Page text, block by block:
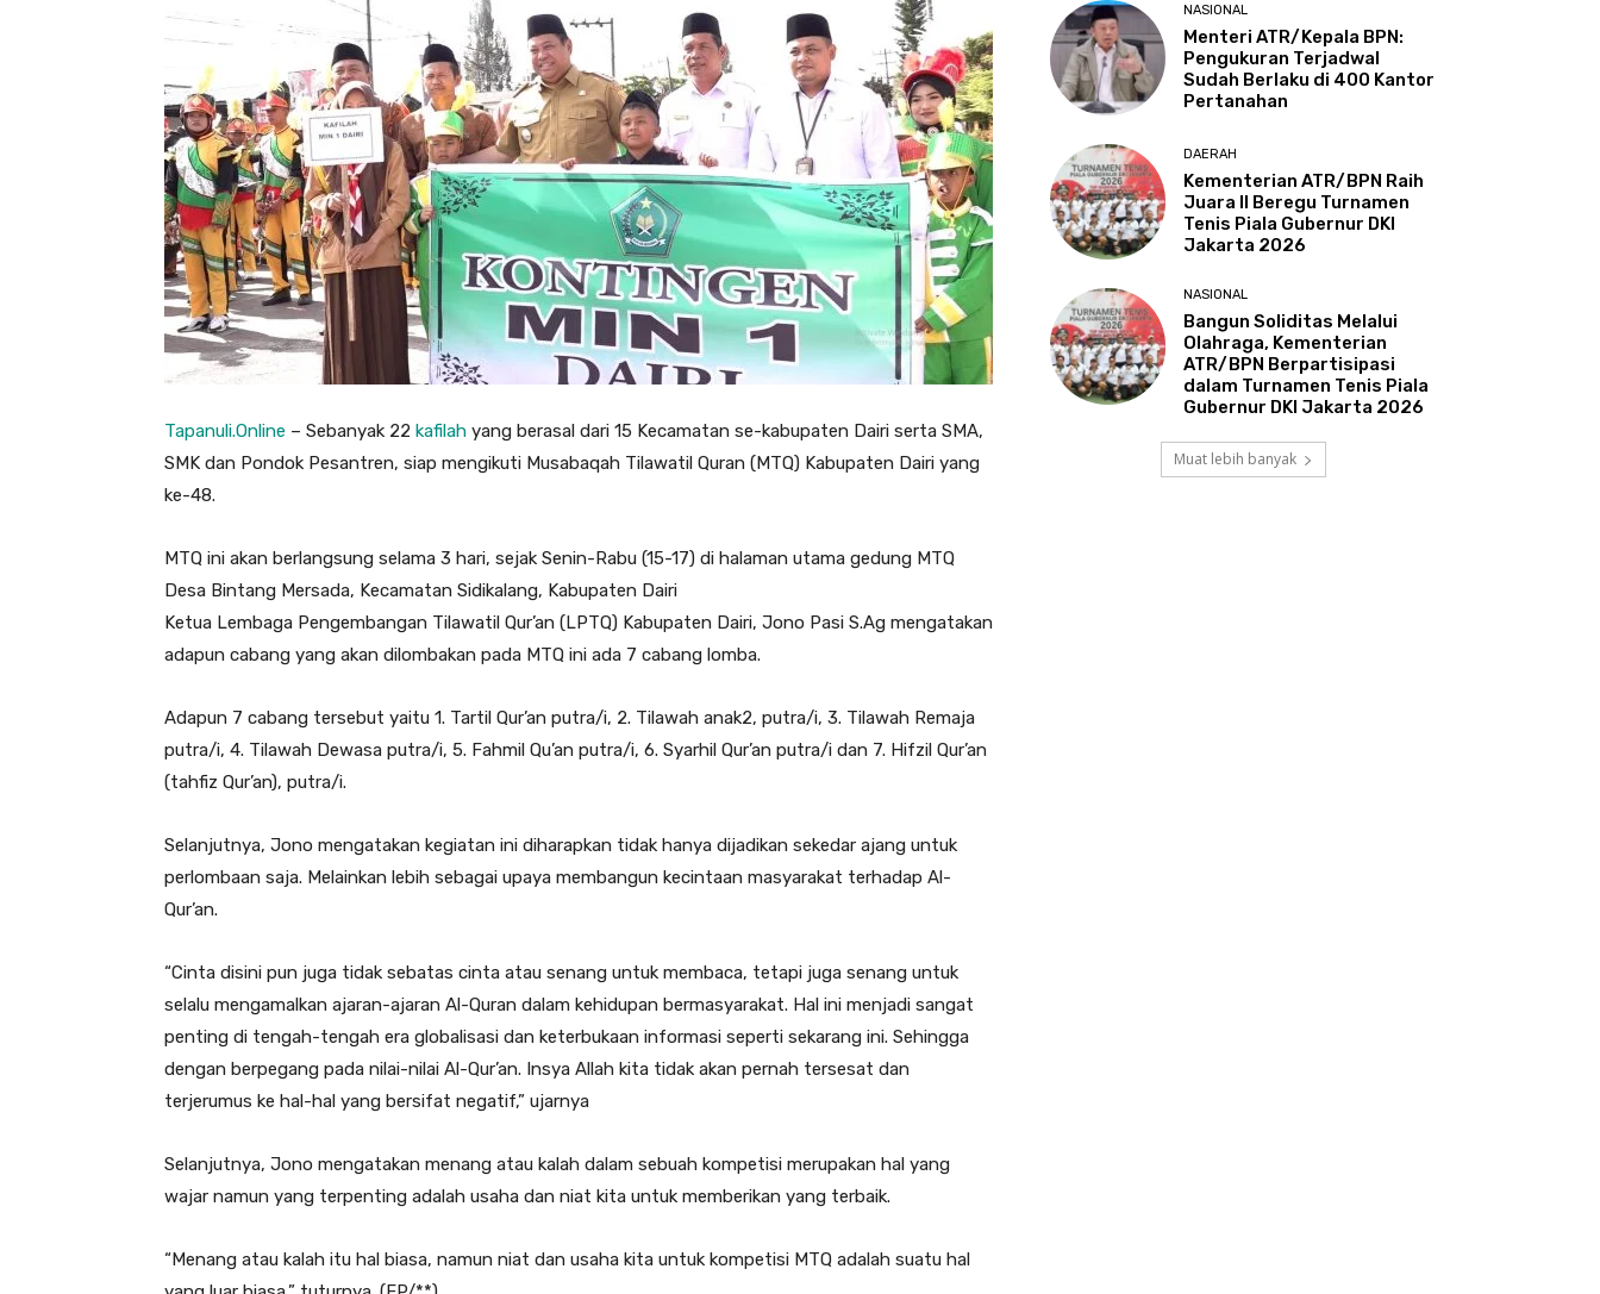
Tapanuli.Online – Sebanyak 22 kafilah yang berasal dari 15 Kecamatan se-kabupaten Dairi serta SMA,
SMK dan Pondok Pesantren, siap mengikuti Musabaqah Tilawatil Quran (MTQ) Kabupaten Dairi yang
ke-48.
MTQ ini akan berlangsung selama 3 hari, sejak Senin-Rabu (15-17) di halaman utama gedung MTQ
Desa Bintang Mersada, Kecamatan Sidikalang, Kabupaten Dairi
Ketua Lembaga Pengembangan Tilawatil Qur’an (LPTQ) Kabupaten Dairi, Jono Pasi S.Ag mengatakan
adapun cabang yang akan dilombakan pada MTQ ini ada 7 cabang lomba.
Adapun 7 cabang tersebut yaitu 1. Tartil Qur’an putra/i, 2. Tilawah anak2, putra/i, 3. Tilawah Remaja
putra/i, 4. Tilawah Dewasa putra/i, 5. Fahmil Qu’an putra/i, 6. Syarhil Qur’an putra/i dan 7. Hifzil Qur’an
(tahfiz Qur’an), putra/i.
Selanjutnya, Jono mengatakan kegiatan ini diharapkan tidak hanya dijadikan sekedar ajang untuk
perlombaan saja. Melainkan lebih sebagai upaya membangun kecintaan masyarakat terhadap Al-
Qur’an.
“Cinta disini pun juga tidak sebatas cinta atau senang untuk membaca, tetapi juga senang untuk
selalu mengamalkan ajaran-ajaran Al-Quran dalam kehidupan bermasyarakat. Hal ini menjadi sangat
penting di tengah-tengah era globalisasi dan keterbukaan informasi seperti sekarang ini. Sehingga
dengan berpegang pada nilai-nilai Al-Qur’an. Insya Allah kita tidak akan pernah tersesat dan
terjerumus ke hal-hal yang bersifat negatif,” ujarnya
Selanjutnya, Jono mengatakan menang atau kalah dalam sebuah kompetisi merupakan hal yang
wajar namun yang terpenting adalah usaha dan niat kita untuk memberikan yang terbaik.
“Menang atau kalah itu hal biasa, namun niat dan usaha kita untuk kompetisi MTQ adalah suatu hal
NASIONAL
Menteri ATR/Kepala BPN:
Pengukuran Terjadwal
Sudah Berlaku di 400 Kantor
Pertanahan
DAERAH
Kementerian ATR/BPN Raih
Juara II Beregu Turnamen
Tenis Piala Gubernur DKI
Jakarta 2026
NASIONAL
Bangun Soliditas Melalui
Olahraga, Kementerian
ATR/BPN Berpartisipasi
dalam Turnamen Tenis Piala
Gubernur DKI Jakarta 2026
Muat lebih banyak